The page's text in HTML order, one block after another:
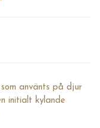
använts på djur
initialt kylande